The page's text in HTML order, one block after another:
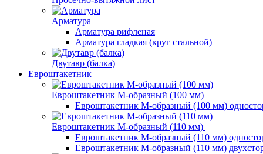
Арматура
Арматура рифленая
Арматура гладкая (круг стальной)
Двутавр (балка)
Евроштакетник
Евроштакетник М-образный (100 мм)
Евроштакетник М-образный (100 мм)
Евроштакетник М-образный (110 мм)
Евроштакетник М-образный (110 мм)
Евроштакетник М-образный (110 мм)